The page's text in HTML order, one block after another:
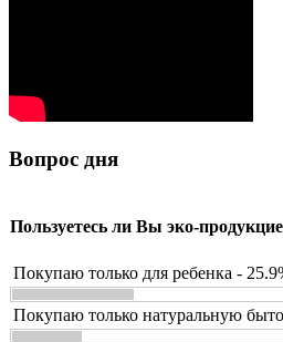
Вопрос дня
Пользуетесь ли Вы эко-
Покупаю только для ребенка -
Покупаю только натуральную